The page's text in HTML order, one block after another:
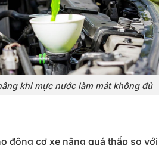
khi mực nước làm mát không đủ
động cơ xe nâng quá thấp so với